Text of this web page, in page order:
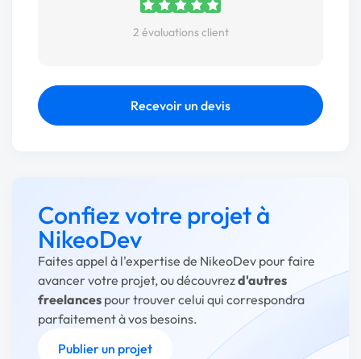
2 évaluations client
Recevoir un devis
Confiez votre projet à
NikeoDev
Faites appel à l'expertise de NikeoDev pour faire
avancer votre projet, ou découvrezd'autres
freelances pour trouver celui qui correspondra
parfaitement à vos besoins.
Publier un projet